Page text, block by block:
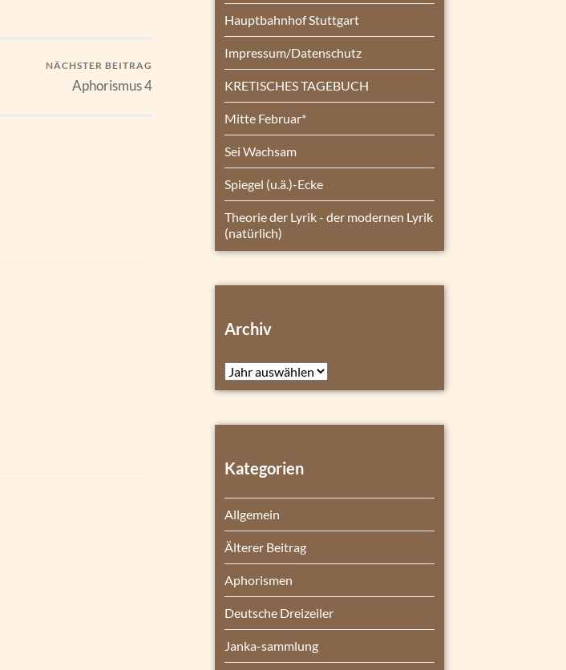
NÄCHSTER BEITRAG
Aphorismus 4
Hauptbahnhof Stuttgart
Impressum/Datenschutz
KRETISCHES TAGEBUCH
Mitte Februar*
Sei Wachsam
Spiegel (u.ä.)-Ecke
Theorie der Lyrik - der modernen Lyrik
(natürlich)
Archiv
Archiv
Kategorien
Allgemein
Älterer Beitrag
Aphorismen
Deutsche Dreizeiler
Janka-sammlung